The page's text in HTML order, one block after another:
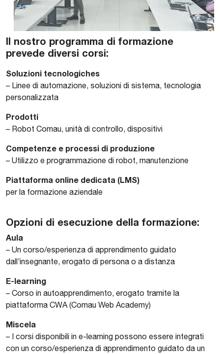
Il nostro programma di formazione
prevede diversi corsi:
Soluzioni tecnologiches
– Linee di automazione, soluzioni di sistema, tecnologia
personalizzata
Prodotti
– Robot Comau, unità di controllo, dispositivi
Competenze e processi di produzione
– Utilizzo e programmazione di robot, manutenzione
Piattaforma online dedicata (LMS)
per la formazione aziendale
Opzioni di esecuzione della formazione:
Aula
– Un corso/esperienza di apprendimento guidato
dall’insegnante, erogato di persona o a distanza
E-learning
– Corso in autoapprendimento, erogato tramite la
piattaforma CWA (Comau Web Academy)
Miscela
– I corsi disponibili in e-learning possono essere integrati
con un corso/esperienza di apprendimento guidato da un